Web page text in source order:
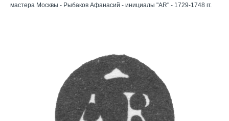
мастера Москвы - Рыбаков Афанасий - инициалы "AR" - 1729-1748 гг.